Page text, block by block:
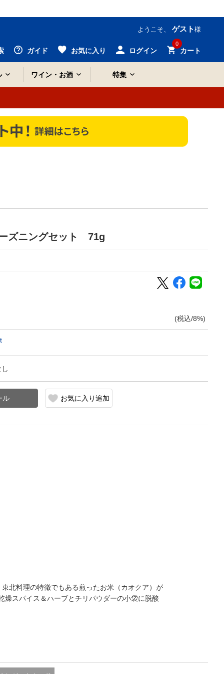
ようこそ、 ゲスト 様
ガイド お気に入り ログイン
0
カート
ワイン・お酒 特集
ズニングセット 71g
(税込/8%)
お気に入り追加
北料理の特徴でもある煎ったお米（カオクア）が
スパイス＆ハーブとチリパウダーの小袋に脱酸